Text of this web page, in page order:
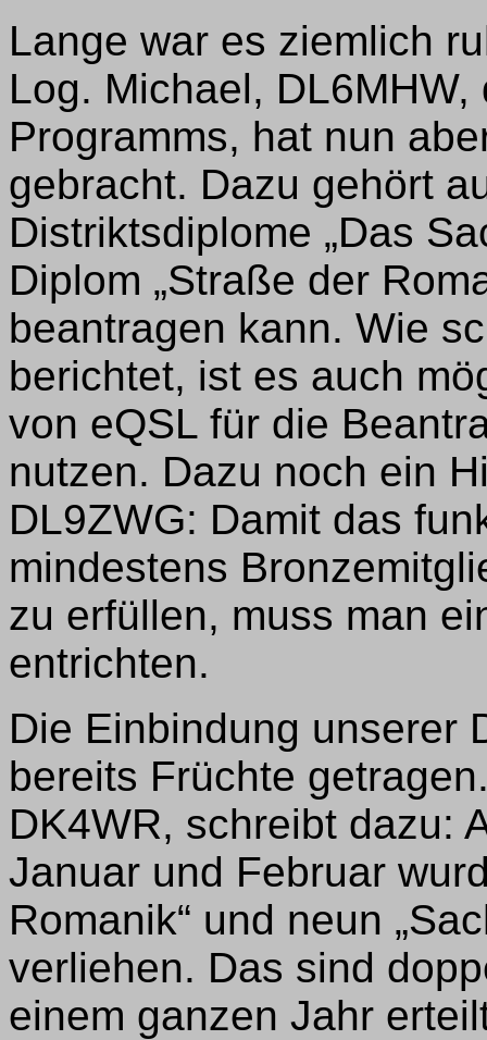
Lange war es ziemlich
Log. Michael,
Programms, hat nun
gebracht. Dazu gehört
Distriktsdiplome „Das
Diplom „Straße der
beantragen kann. Wie
berichtet, ist es auch
von eQSL für die
nutzen. Dazu noch ein
DL9ZWG: Damit das
mindestens
zu erfüllen, muss man
entrichten.
Die Einbindung unserer
bereits Früchte
DK4WR, schreibt dazu:
Januar und Februar
Romanik“ und neun
verliehen. Das sind
einem ganzen Jahr